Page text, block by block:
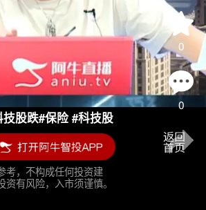
0
0
股跌#保险 #科技股
考，不构成任何投资建
有风险，入市须谨慎。